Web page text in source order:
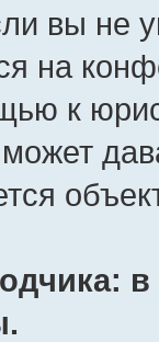
вы не
на
к